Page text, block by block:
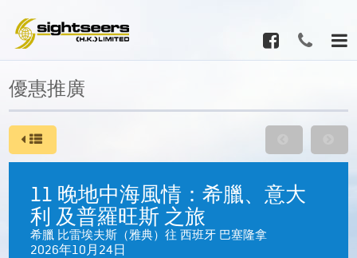
優惠推廣
11 晚地中海風情：希臘、意大
利 及普羅旺斯 之旅
希臘 比雷埃夫斯（雅典）往 西班牙 巴塞隆拿
2026年10月24日